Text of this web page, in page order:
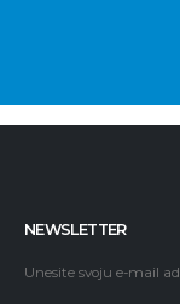
NEWSLETTER
Unesite svoju e-mail